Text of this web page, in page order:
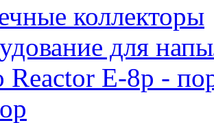
коллекторы
для
Reactor E-8p -